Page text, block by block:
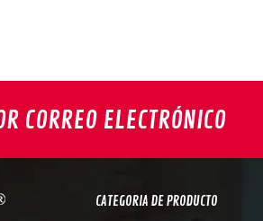
CORREO ELECTRÓNICO
CATEGORIA DE PRODUCTO